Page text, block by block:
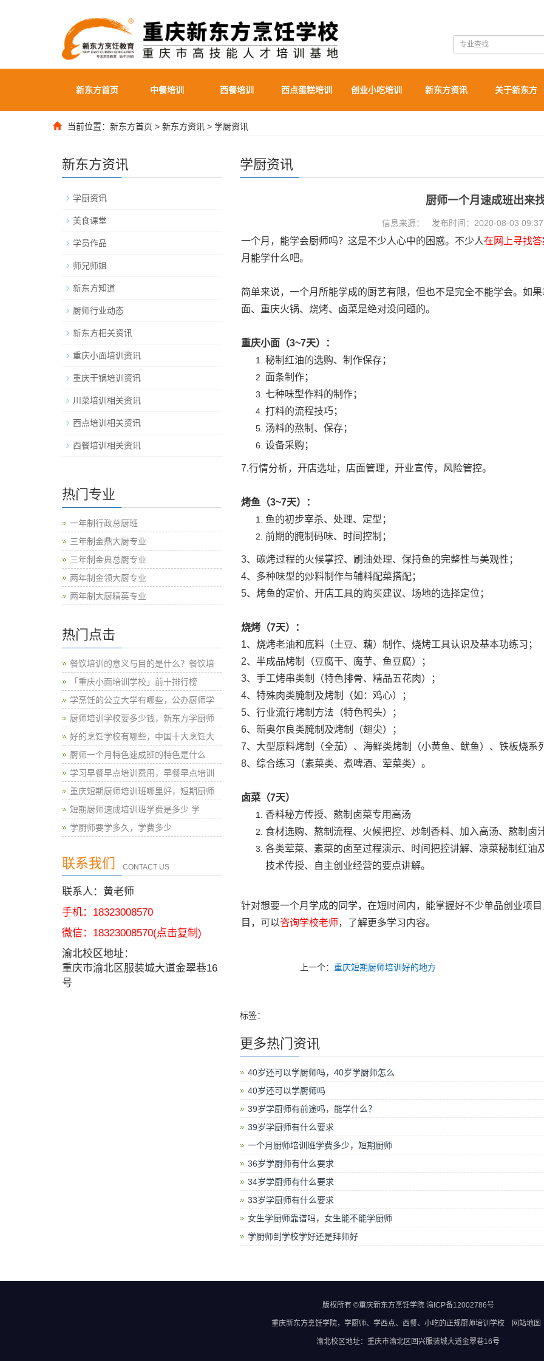
新东方首页 中餐培训 西餐培训 西点蛋糕培训 创业小吃培训 新东方资讯 关于新东方
当前位置： 新东方首页 > 新东方资讯 > 学厨资讯
学厨资讯
厨师一个月速成班出来
信息来源： 发布时间：2020-08-03
一个月，能学会厨师吗？这是不少人心中的困惑。不少人在网上寻找答
月能学什么吧。
简单来说，一个月所能学成的厨艺有限，但也不是完全不能学会。如
面、重庆火锅、烧烤、卤菜是绝对没问题的。
重庆小面（3~7天）：
秘制红油的选购、制作保存；
面条制作；
七种味型作料的制作；
打料的流程技巧；
汤料的熬制、保存；
设备采购；
7.行情分析，开店选址，店面管理，开业宣传，风险管控。
烤鱼（3~7天）：
鱼的初步宰杀、处理、定型；
前期的腌制码味、时间控制；
3、碳烤过程的火候掌控、刷油处理、保持鱼的完整性与美观性；
4、多种味型的炒料制作与辅料配菜搭配；
5、烤鱼的定价、开店工具的购买建议、场地的选择定位；
烧烤（7天）：
1、烧烤老油和底料（土豆、藕）制作、烧烤工具认识及基本功练习；
2、半成品烤制（豆腐干、魔芋、鱼豆腐）；
3、手工烤串类制（特色排骨、精品五花肉）；
4、特殊肉类腌制及烤制（如：鸡心）；
5、行业流行烤制方法（特色鸭头）；
6、新奥尔良类腌制及烤制（翅尖）；
7、大型原料烤制（全茄）、海鲜类烤制（小黄鱼、鱿鱼）、铁板烧系
8、综合练习（素菜类、煮啤酒、荤菜类）。
卤菜（7天）
香料秘方传授、熬制卤菜专用高汤
食材选购、熬制流程、火候把控、炒制香料、加入高汤、熬制卤
各类荤菜、素菜的卤至过程演示、时间把控讲解、凉菜秘制红油
技术传授、自主创业经营的要点讲解。
针对想要一个月学成的同学，在短时间内，能掌握好不少单品创业项
目，可以咨询学校老师，了解更多学习内容。
上一个：重庆短期厨师培训好的地方
标签：
更多热门资讯
40岁还可以学厨师吗，40岁学厨师怎么
40岁还可以学厨师吗
39岁学厨师有前途吗，能学什么？
39岁学厨师有什么要求
一个月厨师培训班学费多少，短期厨师
36岁学厨师有什么要求
34岁学厨师有什么要求
33岁学厨师有什么要求
女生学厨师靠谱吗，女生能不能学厨师
学厨师到学校学好还是拜师好
新东方资讯
学厨资讯
美食课堂
学员作品
师兄师姐
新东方知道
厨师行业动态
新东方相关资讯
重庆小面培训资讯
重庆干锅培训资讯
川菜培训相关资讯
西点培训相关资讯
西餐培训相关资讯
热门专业
一年制行政总厨班
三年制金鼎大厨专业
三年制金典总厨专业
两年制金领大厨专业
两年制大厨精英专业
热门点击
餐饮培训的意义与目的是什么？餐饮培
「重庆小面培训学校」前十排行榜
学烹饪的公立大学有哪些，公办厨师学
厨师培训学校要多少钱，新东方学厨师
好的烹饪学校有哪些，中国十大烹饪大
厨师一个月特色速成班的特色是什么
学习早餐早点培训费用，早餐早点培训
重庆短期厨师培训班哪里好，短期厨师
短期厨师速成培训班学费是多少 学
学厨师要学多久，学费多少
联系我们 CONTACT US
联系人：黄老师
手机：18323008570
微信： 18323008570(点击复制)
渝北校区地址：
重庆市渝北区服装城大道金翠巷16
号
版权所有 ©重庆新东方烹饪学院 渝ICP备12002786号
重庆新东方烹饪学院，学厨师、学西点、西餐、小吃的正规厨师培训学校 网站地图
渝北校区地址：重庆市渝北区回兴服装城大道金翠巷16号